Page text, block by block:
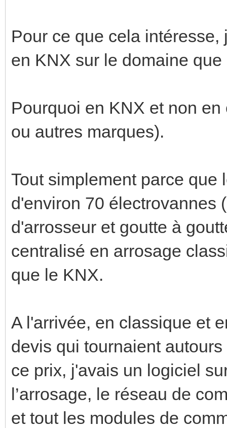
Pour ce que cela intéresse,
en KNX sur le domaine
Pourquoi en KNX et non
ou autres marques).
Tout simplement parce que
d'environ 70 électrovannes
d'arrosseur et goutte à
centralisé en arrosage
que le KNX.
A l'arrivée, en classique et
devis qui tournaient
ce prix, j'avais un logiciel
l’arrosage, le réseau de
et tout les modules de